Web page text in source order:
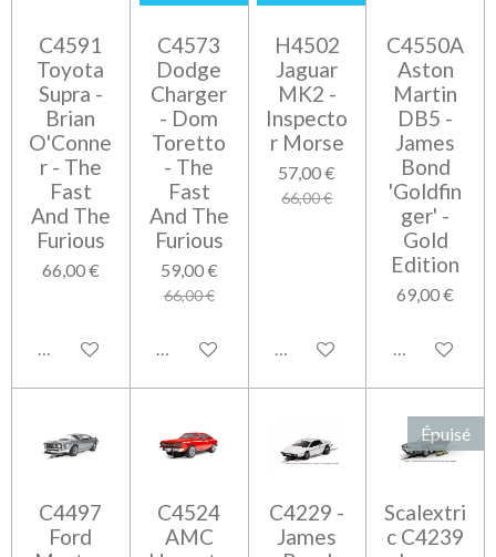
C4591
Toyota
Supra -
Brian
O'Conne
r - The
Fast
And The
Furious
66,00 €
Ajouter au panier
C4573
Dodge
Charger
- Dom
Toretto
- The
Fast
And The
Furious
59,00 €
66,00 €
Ajouter au panier
H4502
Jaguar
MK2 -
Inspecto
r Morse
57,00 €
66,00 €
Ajouter au panier
C4550A
Aston
Martin
DB5 -
James
Bond
'Goldfin
ger' -
Gold
Edition
69,00 €
Ajouter au
C4497
Ford
C4524
AMC
C4229 -
James
Épuisé
Scalextri
c C4239